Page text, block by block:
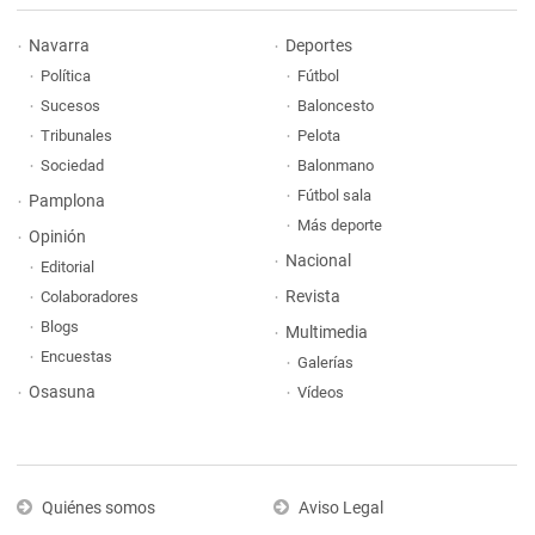
Navarra
Política
Sucesos
Tribunales
Sociedad
Pamplona
Opinión
Editorial
Colaboradores
Blogs
Encuestas
Osasuna
Deportes
Fútbol
Baloncesto
Pelota
Balonmano
Fútbol sala
Más deporte
Nacional
Revista
Multimedia
Galerías
Vídeos
Quiénes somos Aviso Legal